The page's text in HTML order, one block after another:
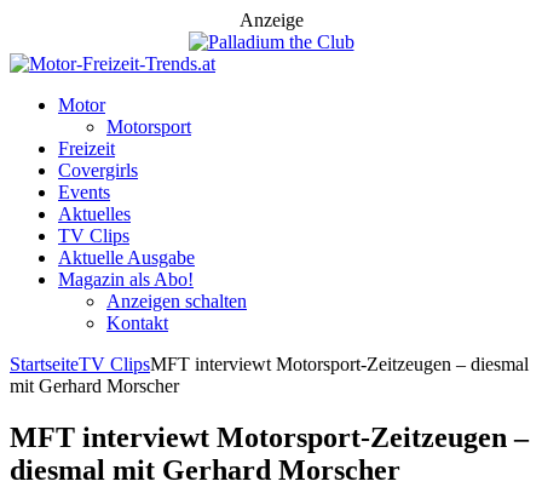
Anzeige
Motor
Motorsport
Freizeit
Covergirls
Events
Aktuelles
TV Clips
Aktuelle Ausgabe
Magazin als Abo!
Anzeigen schalten
Kontakt
StartseiteTV ClipsMFT interviewt Motorsport-Zeitzeugen – diesmal
mit Gerhard Morscher
MFT interviewt Motorsport-Zeitzeugen –
diesmal mit Gerhard Morscher